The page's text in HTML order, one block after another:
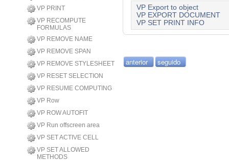
VP PRINT
VP RECOMPUTE
FORMULAS
VP REMOVE NAME
VP REMOVE SPAN
VP REMOVE STYLESHEET
VP RESET SELECTION
VP RESUME COMPUTING
VP Row
VP ROW AUTOFIT
VP Run offscreen area
VP SET ACTIVE CELL
VP SET ALLOWED
METHODS
VP Export to object
VP EXPORT DOCUMENT
VP SET PRINT INFO
anterior seguido